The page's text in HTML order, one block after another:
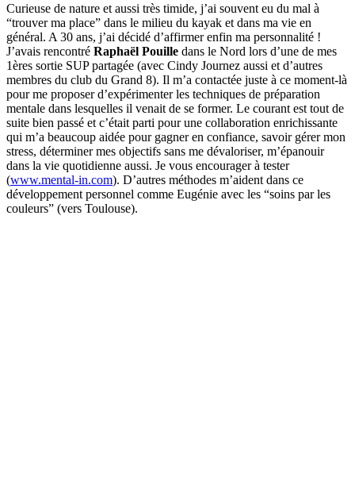
Curieuse de nature et aussi très timide, j’ai souvent eu du mal à
“trouver ma place” dans le milieu du kayak et dans ma vie en
général. A 30 ans, j’ai décidé d’affirmer enfin ma personnalité !
J’avais rencontré Raphaël Pouille dans le Nord lors d’une de mes
1ères sortie SUP partagée (avec Cindy Journez aussi et d’autres
membres du club du Grand 8). Il m’a contactée juste à ce moment-là
pour me proposer d’expérimenter les techniques de préparation
mentale dans lesquelles il venait de se former. Le courant est tout de
suite bien passé et c’était parti pour une collaboration enrichissante
qui m’a beaucoup aidée pour gagner en confiance, savoir gérer mon
stress, déterminer mes objectifs sans me dévaloriser, m’épanouir
dans la vie quotidienne aussi. Je vous encourager à tester
(www.mental-in.com). D’autres méthodes m’aident dans ce
développement personnel comme Eugénie avec les “soins par les
couleurs” (vers Toulouse).